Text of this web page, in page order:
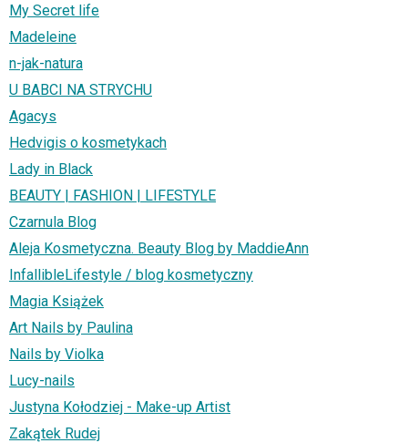
My Secret life
Madeleine
n-jak-natura
U BABCI NA STRYCHU
Agacys
Hedvigis o kosmetykach
Lady in Black
BEAUTY | FASHION | LIFESTYLE
Czarnula Blog
Aleja Kosmetyczna. Beauty Blog by MaddieAnn
InfallibleLifestyle / blog kosmetyczny
Magia Książek
Art Nails by Paulina
Nails by Violka
Lucy-nails
Justyna Kołodziej - Make-up Artist
Zakątek Rudej